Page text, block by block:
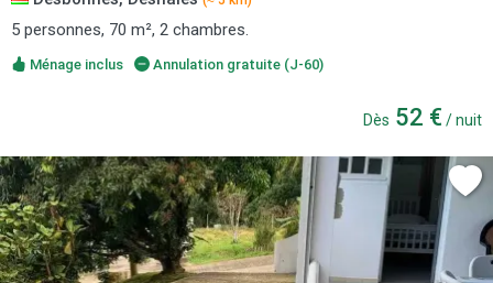
5 personnes, 70 m², 2 chambres.
Ménage inclus Annulation gratuite (J-60)
Dès 52 € / nuit